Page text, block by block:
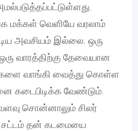
மக்கள் வெளியே வரலாம்
அவசியம் இல்லை. ஒரு
வாரத்திற்கு தேவையான
வாங்கி வைத்து கொள்ள
கடைபிடிக்க வேண்டும்.
சொன்னாலும் சிலர்
சட்டம் தன் கடமையை